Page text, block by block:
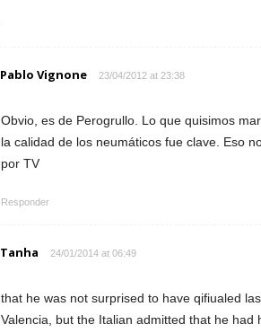
Pablo Vignone 23/04/2012 at 23:38
Obvio, es de Perogrullo. Lo que quisimos
la calidad de los neumáticos fue clave. Eso
por TV
Responder
Tanha 24/01/2014 at 06:49
that he was not surprised to have qifiualed
Valencia, but the Italian admitted that he